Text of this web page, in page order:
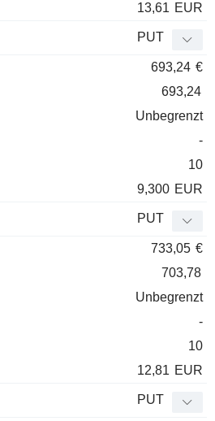
13,61 EUR
PUT
693,24 €
693,24
Unbegrenzt
-
10
9,300 EUR
PUT
733,05 €
703,78
Unbegrenzt
-
10
12,81 EUR
PUT